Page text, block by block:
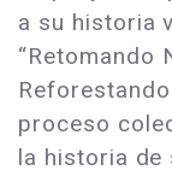
a su historia
“Retomando
proceso
la historia de